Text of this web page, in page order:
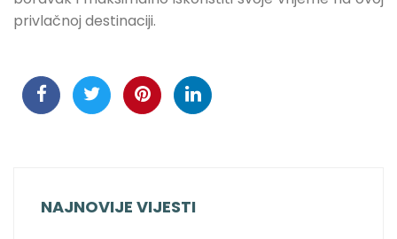
privlačnoj destinaciji.
NAJNOVIJE VIJESTI